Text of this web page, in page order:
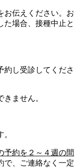
お伝えください。お
た場合、接種中止と
約し受診してくださ
ません。
予約を２～４週の間
で、ご連絡なく一定